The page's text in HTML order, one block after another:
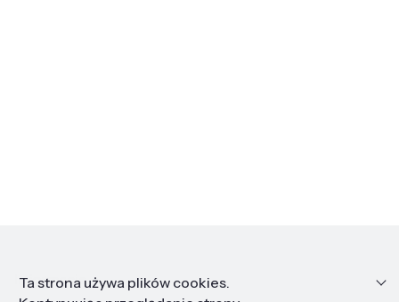
Informacje
Ta strona używa plików cookies.